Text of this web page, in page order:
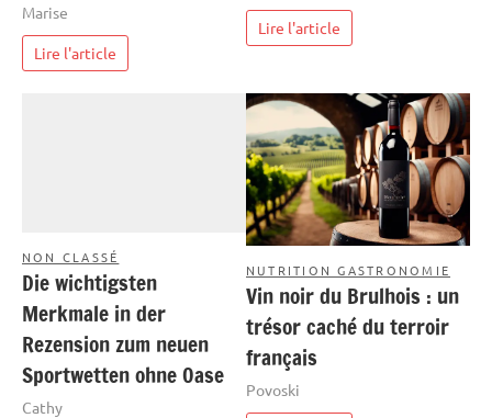
Marise
Lire l'article
Lire l'article
NON CLASSÉ
Die wichtigsten
Merkmale in der
Rezension zum neuen
Sportwetten ohne Oase
Cathy
NUTRITION GASTRONOMIE
Vin noir du Brulhois : un
trésor caché du terroir
français
Povoski